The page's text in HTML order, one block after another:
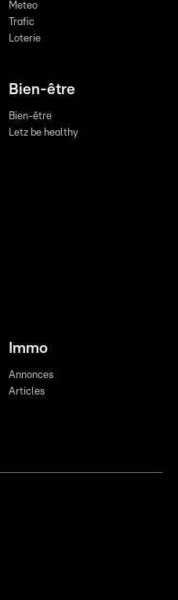
Meteo
Trafic
Loterie
Bien-être
Bien-être
Letz be healthy
Immo
Annonces
Articles